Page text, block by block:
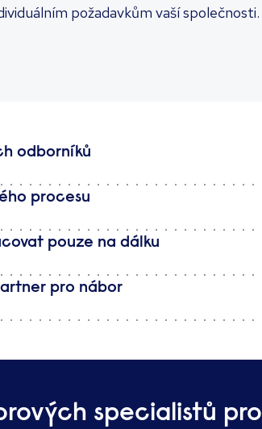
požadavkům vaší společnosti.
odborníků
procesu
pouze na dálku
pro nábor
specialistů pro